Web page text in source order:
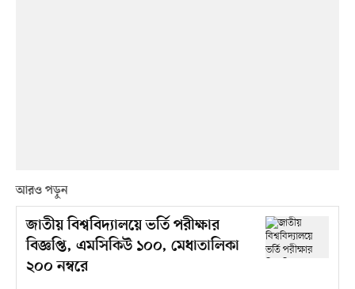
আরও পড়ুন
জাতীয় বিশ্ববিদ্যালয়ে ভর্তি পরীক্ষার
বিজ্ঞপ্তি, এমসিকিউ ১০০, মেধাতালিকা
২০০ নম্বরে